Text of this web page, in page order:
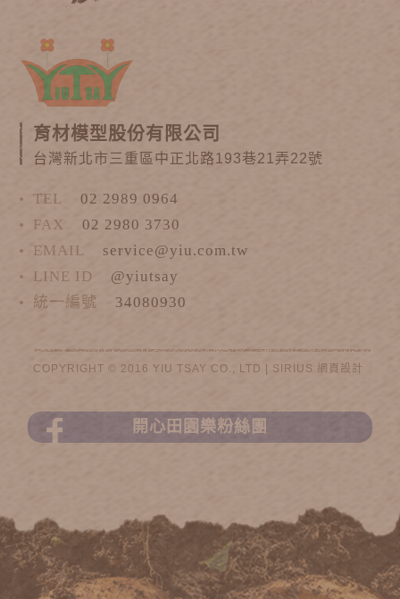
育材模型股份有限公司
台灣新北市三重區中正北路193巷21弄22號
TEL
02 2989 0964
FAX
02 2980 3730
EMAIL
service@yiu.com.tw
LINE ID
@yiutsay
統一編號
34080930
COPYRIGHT © 2016 YIU TSAY CO., LTD | SIRIUS 網頁設計
開心田園樂粉絲團